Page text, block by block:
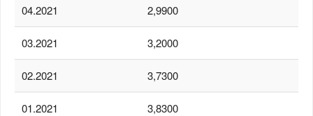
04.2021 2,9900
03.2021 3,2000
02.2021 3,7300
01.2021 3,8300